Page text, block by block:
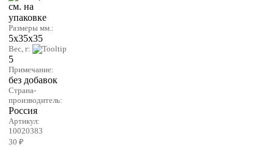
см. на
упаковке
Размеры мм.:
5х35х35
Вес, г:
5
Примечание:
без добавок
Страна-
производитель:
Россия
Артикул:
10020383
30 ₽